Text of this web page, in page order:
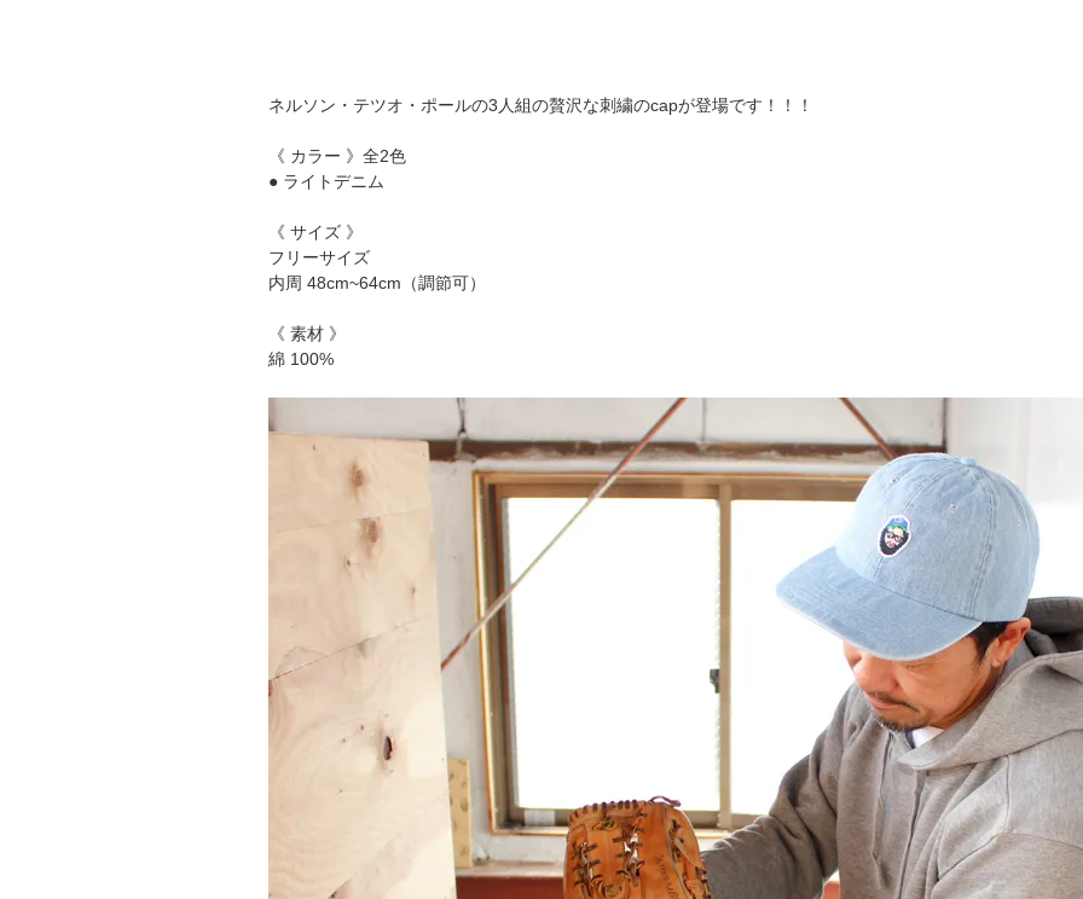
ネルソン・テツオ・ポールの3人組の贅沢な刺繍のcapが登場です！！！
《 カラー 》全2色
● ライトデニム
《 サイズ 》
フリーサイズ
内周 48cm~64cm（調節可）
《 素材 》
綿 100%